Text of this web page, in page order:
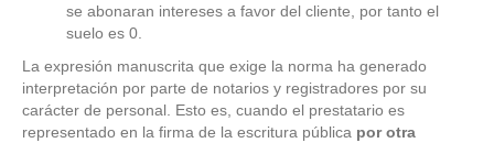
se abonaran intereses a favor del cliente, por tanto el
suelo es 0.
La expresión manuscrita que exige la norma ha generado
interpretación por parte de notarios y registradores por su
carácter de personal. Esto es, cuando el prestatario es
representado en la firma de la escritura pública por otra